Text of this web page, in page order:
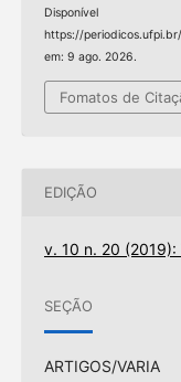
https://
em: 9 ago. 2026.
Fomatos de
EDIÇÃO
v. 10 n. 20 (2019):
SEÇÃO
ARTIGOS/VARIA